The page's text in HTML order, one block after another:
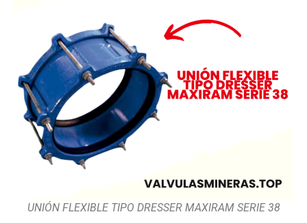
UNIÓN FLEXIBLE TIPO DRESSER MAXIRAM SERIE 38